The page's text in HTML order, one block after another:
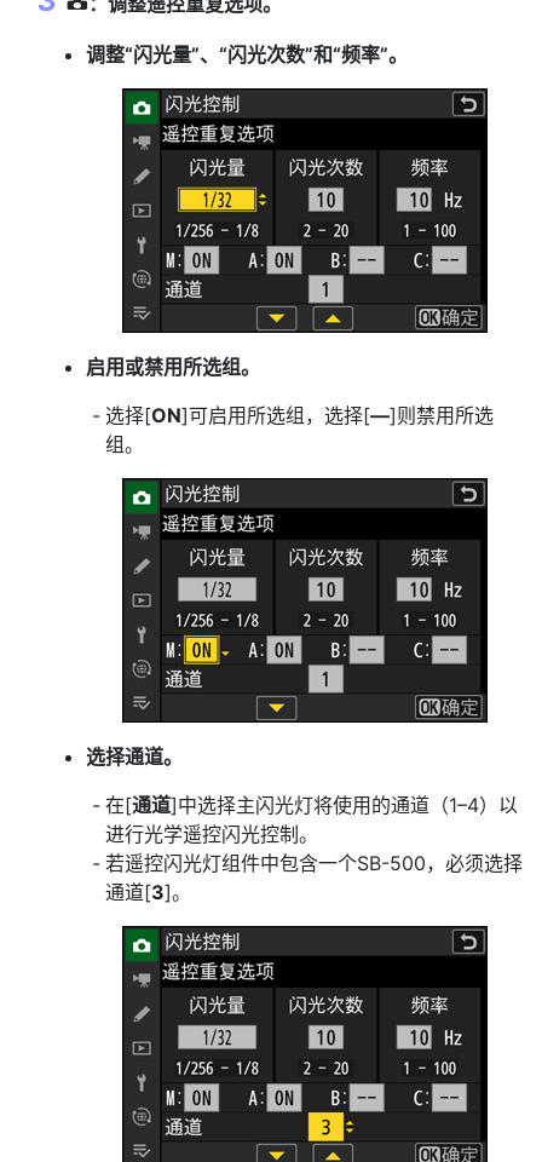
C
调整“闪光量”、“闪光次数”和“频率”。
启用或禁用所选组。
选择[ON]可启用所选组，选择[––]则禁用所选
组。
选择通道。
在[通道]中选择主闪光灯将使用的通道（1–4）以
进行光学遥控闪光控制。
若遥控闪光灯组件中包含一个SB-500，必须选择
通道[3]。